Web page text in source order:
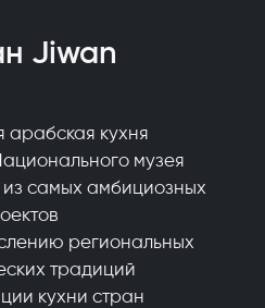
Jiwan
кухня
музея
самых амбициозных
региональных
традиций
кухни стран